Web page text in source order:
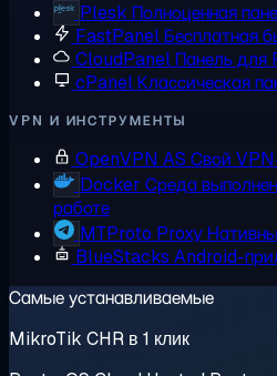
Plesk Полноценная
FastPanelБесплатная
CloudPanel Панель для
cPanelКлассическая
VPN И ИНСТРУМЕНТЫ
OpenVPN AS Свой
Docker Среда
работе
MTProto Proxy
BlueStacks Android-
Самые устанавливаемые
MikroTik CHR в 1 клик